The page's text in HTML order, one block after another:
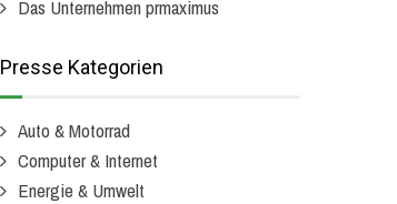
Das Unternehmen prmaximus
Presse Kategorien
Auto & Motorrad
Computer & Internet
Energie & Umwelt